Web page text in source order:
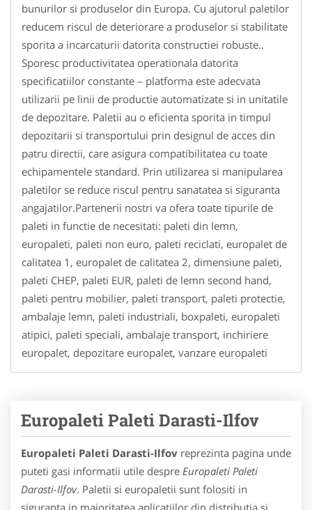
bunurilor si produselor din Europa. Cu ajutorul paletilor
reducem riscul de deteriorare a produselor si stabilitate
sporita a incarcaturii datorita constructiei robuste..
Sporesc productivitatea operationala datorita
specificatiilor constante – platforma este adecvata
utilizarii pe linii de productie automatizate si in unitatile
de depozitare. Paletii au o eficienta sporita in timpul
depozitarii si transportului prin designul de acces din
patru directii, care asigura compatibilitatea cu toate
echipamentele standard. Prin utilizarea si manipularea
paletilor se reduce riscul pentru sanatatea si siguranta
angajatilor.Partenerii nostri va ofera toate tipurile de
paleti in functie de necesitati: paleti din lemn,
europaleti, paleti non euro, paleti reciclati, europalet de
calitatea 1, europalet de calitatea 2, dimensiune paleti,
paleti CHEP, paleti EUR, paleti de lemn second hand,
paleti pentru mobilier, paleti transport, paleti protectie,
ambalaje lemn, paleti industriali, boxpaleti, europaleti
atipici, paleti speciali, ambalaje transport, inchiriere
europalet, depozitare europalet, vanzare europaleti
Europaleti Paleti Darasti-Ilfov
Europaleti Paleti Darasti-Ilfov reprezinta pagina unde
puteti gasi informatii utile despre Europaleti Paleti
Darasti-Ilfov. Paletii si europaletii sunt folositi in
siguranta in majoritatea aplicatiilor din distributia si